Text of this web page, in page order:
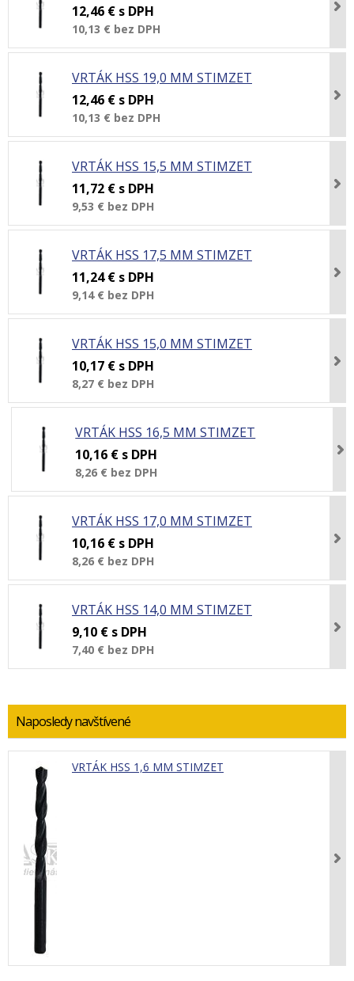
12,46 € s DPH
10,13 € bez DPH
VRTÁK HSS 19,0 MM STIMZET
12,46 € s DPH
10,13 € bez DPH
VRTÁK HSS 15,5 MM STIMZET
11,72 € s DPH
9,53 € bez DPH
VRTÁK HSS 17,5 MM STIMZET
11,24 € s DPH
9,14 € bez DPH
VRTÁK HSS 15,0 MM STIMZET
10,17 € s DPH
8,27 € bez DPH
VRTÁK HSS 16,5 MM STIMZET
10,16 € s DPH
8,26 € bez DPH
VRTÁK HSS 17,0 MM STIMZET
10,16 € s DPH
8,26 € bez DPH
VRTÁK HSS 14,0 MM STIMZET
9,10 € s DPH
7,40 € bez DPH
Naposledy navštívené
VRTÁK HSS 1,6 MM STIMZET